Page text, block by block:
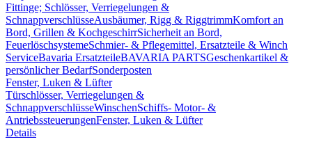
Fittinge; Schlösser, Verriegelungen &
SchnappverschlüsseAusbäumer, Rigg & RiggtrimmKomfort an
Bord, Grillen & KochgeschirrSicherheit an Bord,
FeuerlöschsystemeSchmier- & Pflegemittel, Ersatzteile & Winch
ServiceBavaria ErsatzteileBAVARIA PARTSGeschenkartikel &
persönlicher BedarfSonderposten
Fenster, Luken & Lüfter
Türschlösser, Verriegelungen &
SchnappverschlüsseWinschenSchiffs- Motor- &
AntriebssteuerungenFenster, Luken & Lüfter
Details